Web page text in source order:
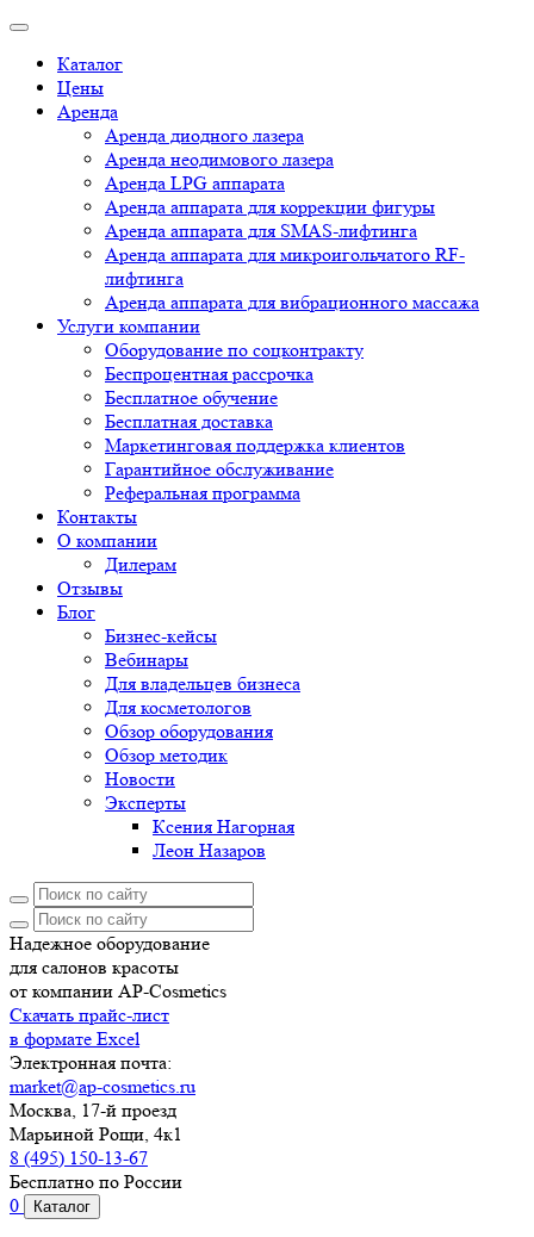
Каталог
Цены
Аренда
Аренда диодного лазера
Аренда неодимового лазера
Аренда LPG аппарата
Аренда аппарата для коррекции фигуры
Аренда аппарата для SMAS-лифтинга
Аренда аппарата для микроигольчатого RF-
лифтинга
Аренда аппарата для вибрационного массажа
Услуги компании
Оборудование по соцконтракту
Беспроцентная рассрочка
Бесплатное обучение
Бесплатная доставка
Маркетинговая поддержка клиентов
Гарантийное обслуживание
Реферальная программа
Контакты
О компании
Дилерам
Отзывы
Блог
Бизнес-кейсы
Вебинары
Для владельцев бизнеса
Для косметологов
Обзор оборудования
Обзор методик
Новости
Эксперты
Ксения Нагорная
Леон Назаров
Надежное оборудование
для салонов красоты
от компании AP-Cosmetics
Скачать прайс-лист
в формате Excel
Электронная почта:
market@ap-cosmetics.ru
Москва, 17-й проезд
Марьиной Рощи, 4к1
8 (495) 150-13-67
Бесплатно по России
0
Каталог